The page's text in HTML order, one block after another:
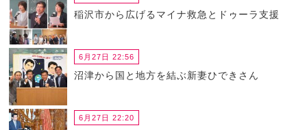
稲沢市から広げるマイナ救急とドゥーラ支援
6月27日 22:56
沼津から国と地方を結ぶ新妻ひできさん
6月27日 22:20